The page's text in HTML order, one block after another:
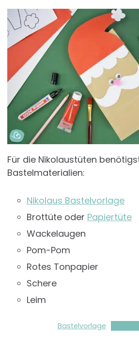
Für die Nikolaustüten
Bastelmaterialien:
Nikolaus Bastelvorlage
Brottüte oder Papiertüte
Wackelaugen
Pom-Pom
Rotes Tonpapier
Schere
Leim
Bastelvorlage